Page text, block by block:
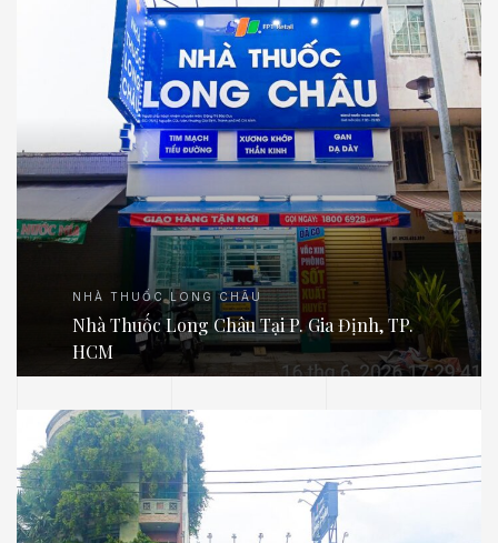
NHÀ THUỐC LONG CHÂU
Nhà Thuốc Long Châu Tại P. Gia Định, TP.
HCM